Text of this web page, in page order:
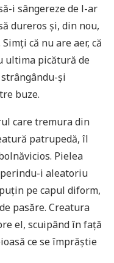
i sângereze de l-ar
dureros și, din nou,
că nu are aer, că
ultima picătură de
și
buze.
care tremura din
patrupedă, îl
Pielea
i aleatoriu
pe capul diform,
pasăre. Creatura
el, scuipând în față
ce se împrăștie